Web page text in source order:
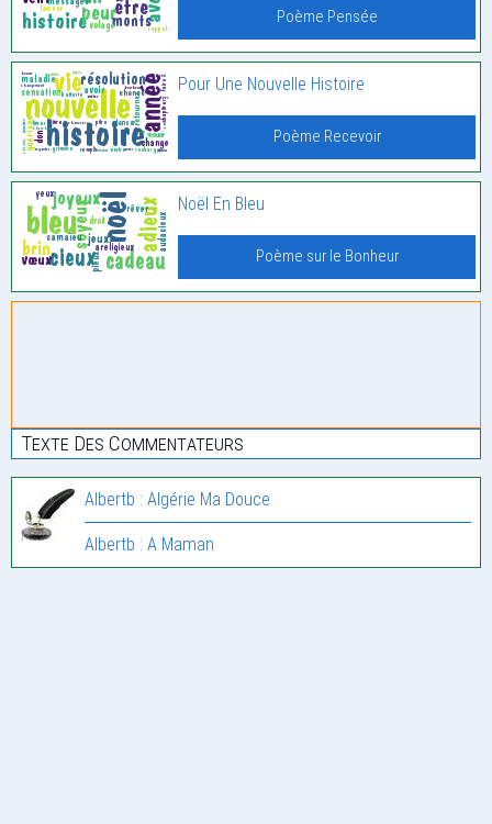
Poème Pensée
Pour Une Nouvelle Histoire
Poème Recevoir
Noël En Bleu
Poème sur le Bonheur
Texte Des Commentateurs
Albertb : Algérie Ma Douce
Albertb : A Maman